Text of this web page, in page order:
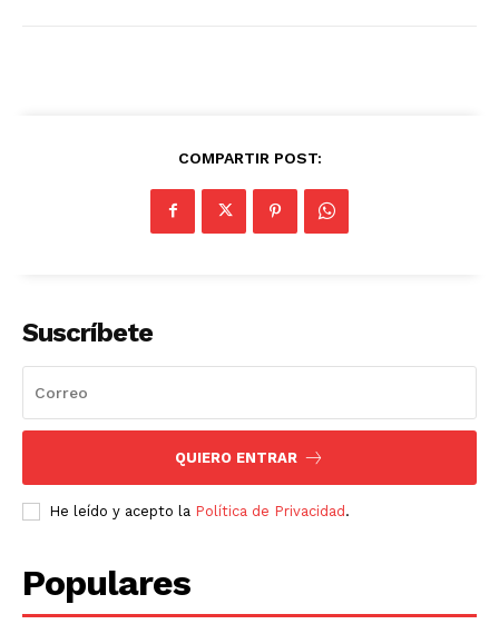
COMPARTIR POST:
Suscríbete
QUIERO ENTRAR
He leído y acepto la Política de Privacidad.
Populares